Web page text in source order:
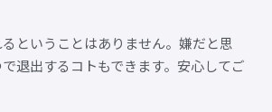
ということはありません。嫌だと思
退出するコトもできます。安心してご